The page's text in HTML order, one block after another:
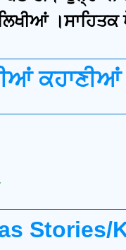
ਕਹਾਣੀਆਂ
Stories/